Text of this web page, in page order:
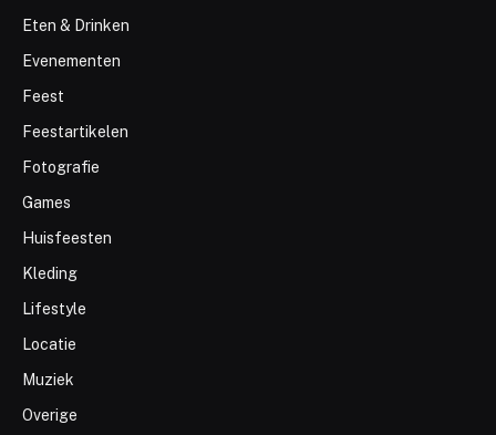
Eten & Drinken
Evenementen
Feest
Feestartikelen
Fotografie
Games
Huisfeesten
Kleding
Lifestyle
Locatie
Muziek
Overige